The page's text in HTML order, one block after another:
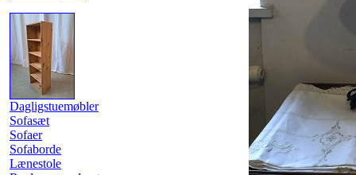
Dagligstuemøbler
Sofasæt
Sofaer
Sofaborde
Lænestole